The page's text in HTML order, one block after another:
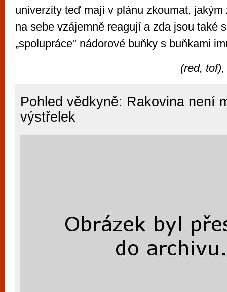
univerzity teď mají v plánu zkoumat, jakým
na sebe vzájemně reagují a zda jsou také
„spolupráce" nádorové buňky s buňkami
(red,
Pohled vědkyně: Rakovina není
výstřelek